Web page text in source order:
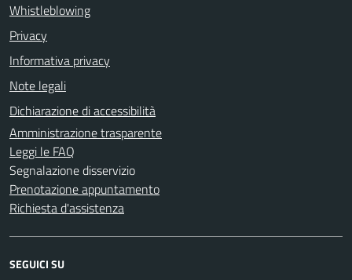
Whistleblowing
Privacy
Informativa privacy
Note legali
Dichiarazione di accessibilità
Amministrazione trasparente
Leggi le FAQ
Segnalazione disservizio
Prenotazione appuntamento
Richiesta d'assistenza
SEGUICI SU